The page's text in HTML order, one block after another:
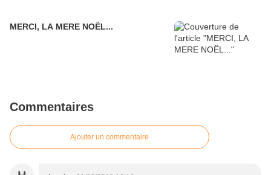
MERCI, LA MERE NOËL...
Commentaires
Ajouter un commentaire